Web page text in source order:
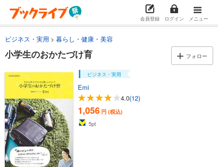
会員登録 ログイン メニュー
ビジネス・実用 暮らし・健康・美容
小学生のおかたづけ育 フォロー
ビジネス・実用
Emi
4.0(12)
1,056 円 (税込)
5pt